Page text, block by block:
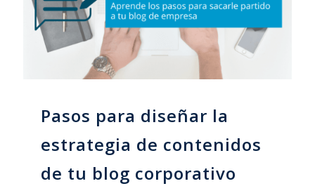
Pasos para diseñar la
estrategia de contenidos
de tu blog corporativo